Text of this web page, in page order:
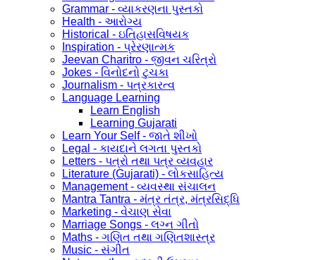
Grammar - વ્યાકરણના પુસ્તકો
Health - આરોગ્ય
Historical - ઇતિહાસવિષયક
Inspiration - પ્રેરણાત્મક
Jeevan Charitro - જીવન ચરિત્રો
Jokes - વિનોદનો ટુચકા
Journalism - પત્રકારત્વ
Language Learning
Learn English
Learning Gujarati
Learn Your Self - જાતે શીખો
Legal - કાયદાને લગતા પુસ્તકો
Letters - પત્રો તથા પત્ર વ્યવહાર
Literature (Gujarati) - લોકસાહિત્ય
Management - વ્યવસ્થા સંચાલન
Mantra Tantra - મંત્ર તંત્ર, મંત્રસિદ્ધિ
Marketing - વેચાણ સેવા
Marriage Songs - લગ્ન ગીતો
Maths - ગણિત તથા ગણિતશાસ્ત્ર
Music - સંગીત